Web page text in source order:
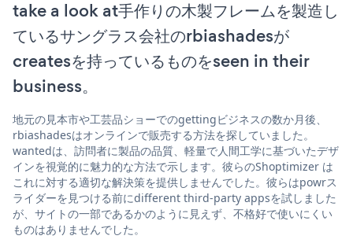
take a look at手作りの木製フレームを製造し
ているサングラス会社のrbiashadesが
createsを持っているものをseen in their
business。
地元の見本市や工芸品ショーでのgettingビジネスの数か月後、
rbiashadesはオンラインで販売する方法を探していました。
wantedは、訪問者に製品の品質、軽量で人間工学に基づいたデザ
インを視覚的に魅力的な方法で示します。彼らのShoptimizer は
これに対する適切な解決策を提供しませんでした。彼らはpowrス
ライダーを見つける前にdifferent third-party appsを試しました
が、サイトの一部であるかのように見えず、不格好で使いにくい
ものはありませんでした。